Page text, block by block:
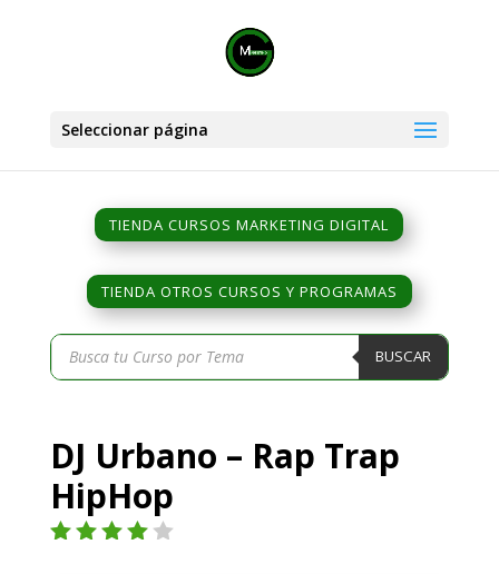
Seleccionar página
TIENDA CURSOS MARKETING DIGITAL
TIENDA OTROS CURSOS Y PROGRAMAS
Búsqueda
de
productos
BUSCAR
DJ Urbano – Rap Trap
HipHop